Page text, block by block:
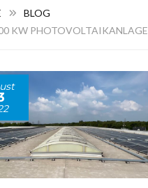
BLOG
KW PHOTOVOLTAIKANLAGE